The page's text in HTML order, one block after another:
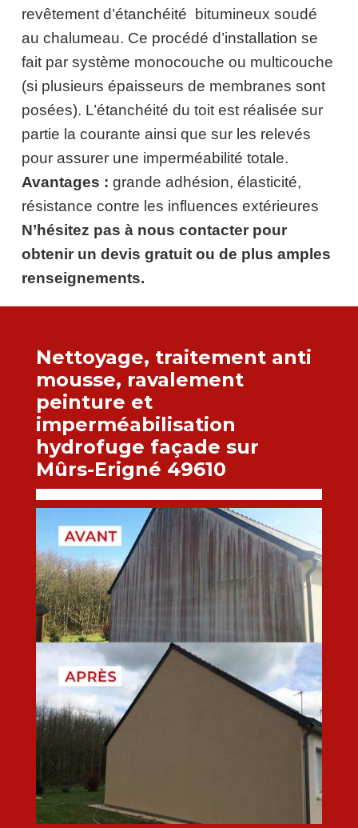
revêtement d’étanchéité bitumineux soudé
au chalumeau. Ce procédé d’installation se
fait par système monocouche ou multicouche
(si plusieurs épaisseurs de membranes sont
posées). L’étanchéité du toit est réalisée sur
partie la courante ainsi que sur les relevés
pour assurer une imperméabilité totale.
Avantages : grande adhésion, élasticité,
résistance contre les influences extérieures
N’hésitez pas à nous contacter pour
obtenir un devis gratuit ou de plus amples
renseignements.
Nettoyage, traitement anti
mousse, ravalement
peinture et
imperméabilisation
hydrofuge façade sur
Mûrs-Erigné 49610